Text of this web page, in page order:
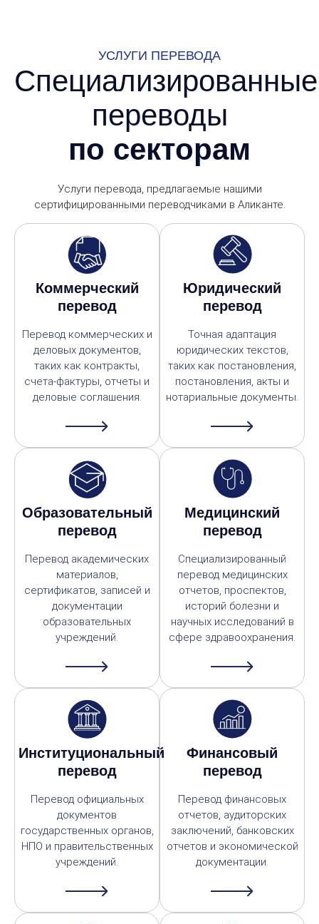
УСЛУГИ ПЕРЕВОДА
Специализированные
переводы
по секторам
Услуги перевода, предлагаемые нашими
сертифицированными переводчиками в Аликанте.
Коммерческий
перевод
Перевод коммерческих и
деловых документов,
таких как контракты,
счета-фактуры, отчеты и
деловые соглашения.
Юридический
перевод
Точная адаптация
юридических текстов,
таких как постановления,
постановления, акты и
нотариальные документы.
Образовательный
перевод
Перевод академических
материалов,
сертификатов, записей и
документации
образовательных
учреждений.
Медицинский
перевод
Специализированный
перевод медицинских
отчетов, проспектов,
историй болезни и
научных исследований в
сфере здравоохранения.
Институциональный
перевод
Перевод официальных
документов
государственных органов,
НПО и правительственных
учреждений.
Финансовый
перевод
Перевод финансовых
отчетов, аудиторских
заключений, банковских
отчетов и экономической
документации.